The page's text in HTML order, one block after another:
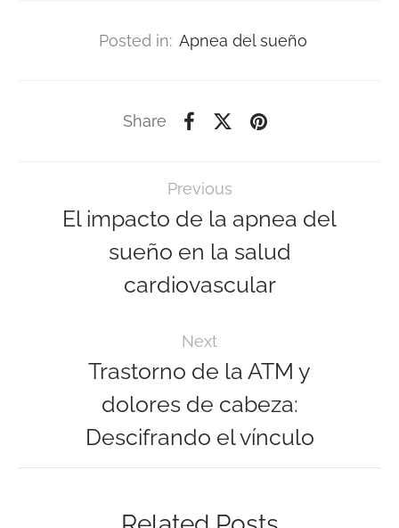
Posted in: Apnea del sueño
Share
Previous
El impacto de la apnea del
sueño en la salud
cardiovascular
Next
Trastorno de la ATM y
dolores de cabeza:
Descifrando el vínculo